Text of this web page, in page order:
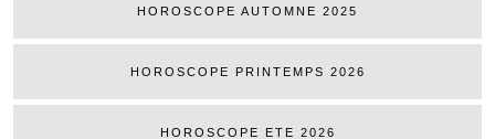
HOROSCOPE AUTOMNE 2025
HOROSCOPE PRINTEMPS 2026
HOROSCOPE ETE 2026